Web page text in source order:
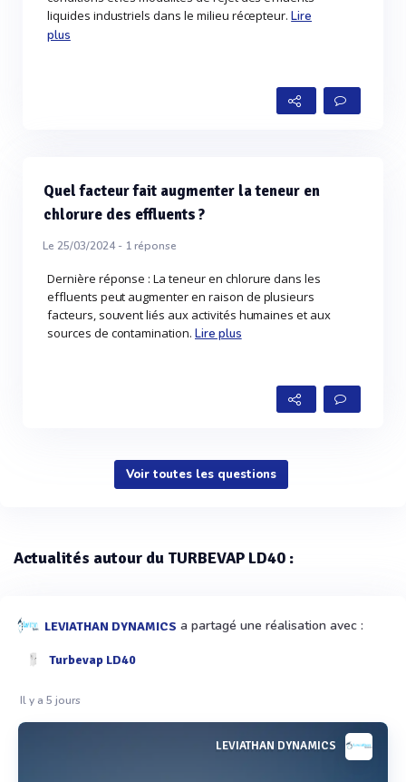
liquides industriels dans le milieu récepteur.Lire
plus
Quel facteur fait augmenter la teneur en
chlorure des effluents ?
Le 25/03/2024 - 1réponse
Dernière réponse : La teneur en chlorure dans les
effluents peut augmenter en raison de plusieurs
facteurs, souvent liés aux activités humaines et aux
sources de contamination. Lire plus
Voir toutes les questions
Actualités autour du TURBEVAP LD40 :
LEVIATHAN DYNAMICS a partagé une réalisation avec :
Turbevap LD40
Il y a 5 jours
LEVIATHAN DYNAMICS